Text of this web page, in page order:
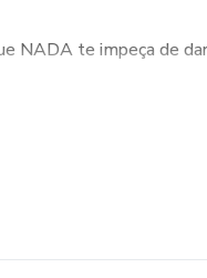
NADA te impeça de
Que consiste em